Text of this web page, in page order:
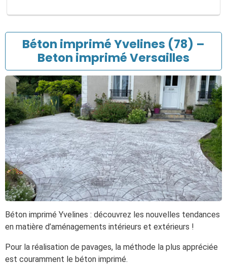
Béton imprimé Yvelines (78) –
Beton imprimé Versailles
Béton imprimé Yvelines : découvrez les nouvelles tendances
en matière d’aménagements intérieurs et extérieurs !
Pour la réalisation de pavages, la méthode la plus appréciée
est couramment le béton imprimé.